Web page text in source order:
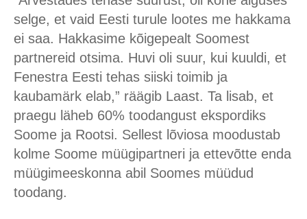
selge, et vaid Eesti turule lootes me hakkama
ei saa. Hakkasime kõigepealt Soomest
partnereid otsima. Huvi oli suur, kui kuuldi, et
Fenestra Eesti tehas siiski toimib ja
kaubamärk elab,” räägib Laast. Ta lisab, et
praegu läheb 60% toodangust ekspordiks
Soome ja Rootsi. Sellest lõviosa moodustab
kolme Soome müügipartneri ja ettevõtte enda
müügimeeskonna abil Soomes müüdud
toodang.